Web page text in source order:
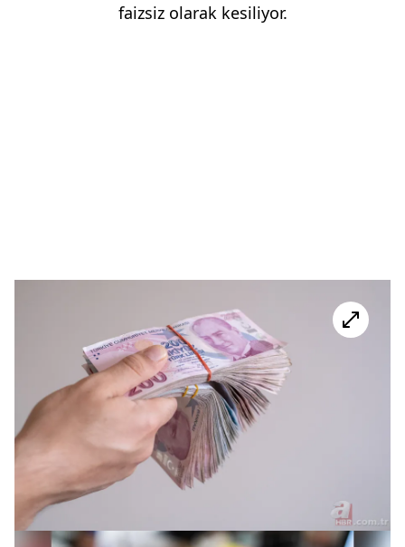
faizsiz olarak kesiliyor.